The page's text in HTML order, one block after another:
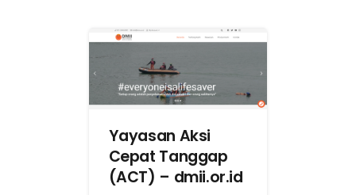
Yayasan Aksi
Cepat Tanggap
(ACT) – dmii.or.id